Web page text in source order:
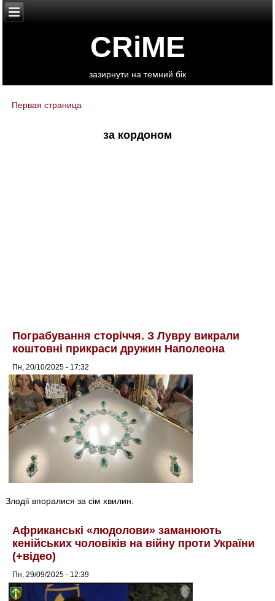
CRiME
зазирнути на темний бік
You are here
Первая страница
за кордоном
Пограбування сторіччя. З Лувру викрали
коштовні прикраси дружин Наполеона
Пн, 20/10/2025 - 17:32
Злодії впоралися за сім хвилин.
Африканські «людолови» заманюють
кенійських чоловіків на війну проти України
(+відео)
Пн, 29/09/2025 - 12:39